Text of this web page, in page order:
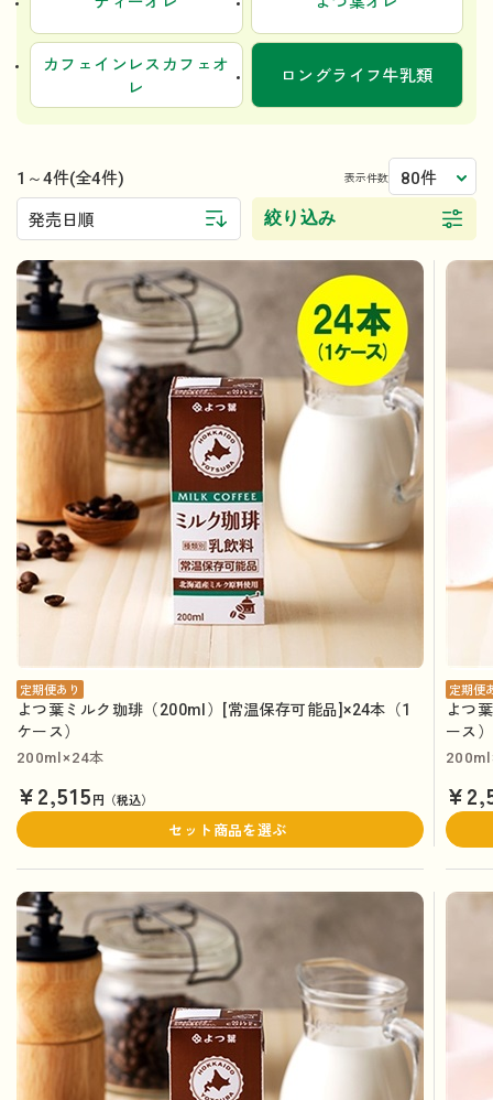
カフェインレスカフェオ
レ
ロングライフ牛乳類
1～4件(全4件) 表示件数 80件
発売日順 絞り込み
定期便あり
よつ葉ミルク珈琲（200ml）[常温保存可能品]×24本（1
ケース）
200ml×24本
¥2,515円（税込）
セット商品を選ぶ
定期便
よつ
ース）